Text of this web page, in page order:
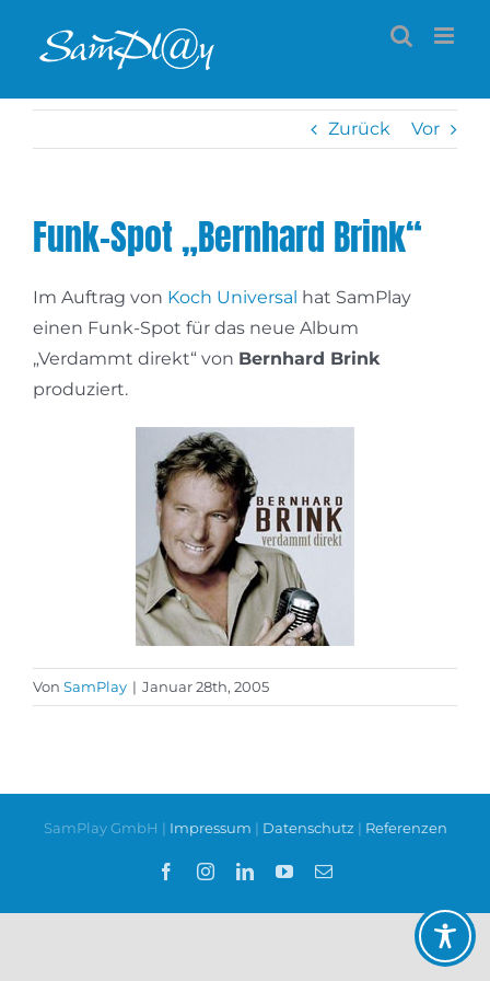
Inhalt
Zurück Vor
Funk-Spot „Bernhard Brink“
Im Auftrag von Koch Universal hat SamPlay
einen Funk-Spot für das neue Album
„Verdammt direkt“ von Bernhard Brink
produziert.
Von SamPlay | Januar 28th, 2005
SamPlay GmbH | Impressum | Datenschutz | Referenzen
FacebookInstagramLinkedInYouTube
E-